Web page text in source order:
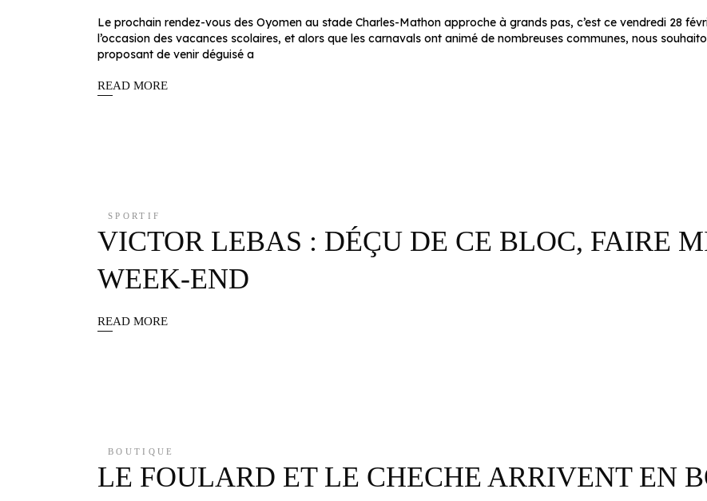
Le prochain rendez-vous des Oyomen au stade Charles-Mathon approche à grands pas, c’est ce vendredi 28
l’occasion des vacances scolaires, et alors que les carnavals ont animé de nombreuses communes, nous
proposant de venir déguisé a
READ MORE
SPORTIF
VICTOR LEBAS : DÉÇU DE CE BLOC, FAIRE
WEEK-END
READ MORE
BOUTIQUE
LE FOULARD ET LE CHECHE ARRIVENT EN